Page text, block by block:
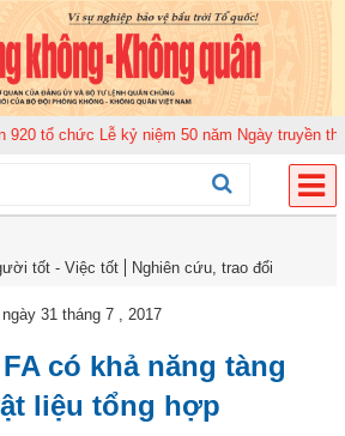
tổ chức Lễ kỷ niệm 50 năm Ngày truyền thống
tốt - Việc tốt Nghiên cứu, trao đổi
31 tháng 7 , 2017
có khả năng tàng
liệu tổng hợp